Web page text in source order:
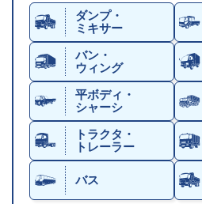
ダンプ・
ミキサー
バン・
ウィング
平ボディ・
シャーシ
トラクタ・
トレーラー
バス